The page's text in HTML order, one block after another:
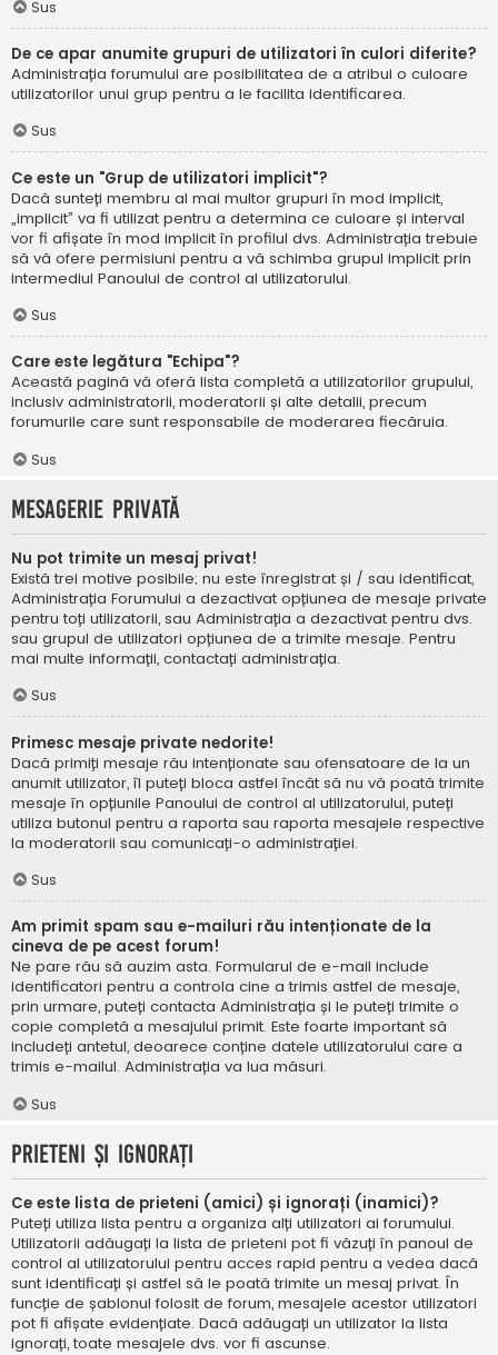
Sus
De ce apar anumite grupuri de utilizatori în culori diferite?
Administrația forumului are posibilitatea de a atribui o culoare
utilizatorilor unui grup pentru a le facilita identificarea.
Sus
Ce este un "Grup de utilizatori implicit"?
Dacă sunteți membru al mai multor grupuri în mod implicit,
„implicit” va fi utilizat pentru a determina ce culoare și interval
vor fi afișate în mod implicit în profilul dvs. Administrația trebuie
să vă ofere permisiuni pentru a vă schimba grupul implicit prin
intermediul Panoului de control al utilizatorului.
Sus
Care este legătura "Echipa"?
Această pagină vă oferă lista completă a utilizatorilor grupului,
inclusiv administratorii, moderatorii și alte detalii, precum
forumurile care sunt responsabile de moderarea fiecăruia.
Sus
Mesagerie privată
Nu pot trimite un mesaj privat!
Există trei motive posibile; nu este înregistrat și / sau identificat,
Administrația Forumului a dezactivat opțiunea de mesaje private
pentru toți utilizatorii, sau Administrația a dezactivat pentru dvs.
sau grupul de utilizatori opțiunea de a trimite mesaje. Pentru
mai multe informații, contactați administrația.
Sus
Primesc mesaje private nedorite!
Dacă primiți mesaje rău intenționate sau ofensatoare de la un
anumit utilizator, îl puteți bloca astfel încât să nu vă poată trimite
mesaje în opțiunile Panoului de control al utilizatorului, puteți
utiliza butonul pentru a raporta sau raporta mesajele respective
la moderatorii sau comunicați-o administrației.
Sus
Am primit spam sau e-mailuri rău intenționate de la
cineva de pe acest forum!
Ne pare rău să auzim asta. Formularul de e-mail include
identificatori pentru a controla cine a trimis astfel de mesaje,
prin urmare, puteți contacta Administrația și le puteți trimite o
copie completă a mesajului primit. Este foarte important să
includeți antetul, deoarece conține datele utilizatorului care a
trimis e-mailul. Administrația va lua măsuri.
Sus
Prieteni și ignorați
Ce este lista de prieteni (amici) și ignorați (inamici)?
Puteți utiliza lista pentru a organiza alți utilizatori ai forumului.
Utilizatorii adăugați la lista de prieteni pot fi văzuți în panoul de
control al utilizatorului pentru acces rapid pentru a vedea dacă
sunt identificați și astfel să le poată trimite un mesaj privat. În
funcție de șablonul folosit de forum, mesajele acestor utilizatori
pot fi afișate evidențiate. Dacă adăugați un utilizator la lista
ignorați, toate mesajele dvs. vor fi ascunse.